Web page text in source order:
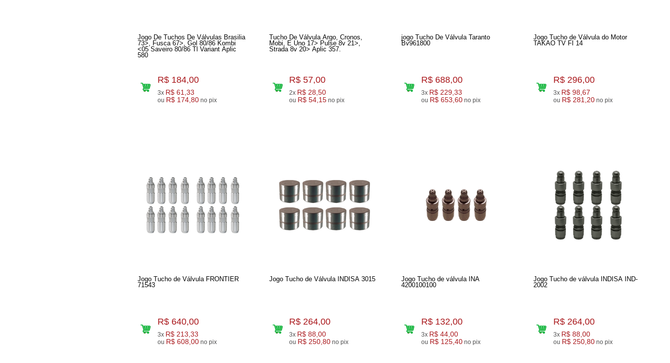
Jogo De Tuchos De Válvulas Brasilia
73>, Fusca 67>, Gol 80/86 Kombi
<05 Saveiro 80/86 Tl Variant Aplic
580
R$ 184,00
3x R$ 61,33
ou R$ 174,80 no pix
Tucho De Válvula Argo, Cronos,
Mobi, E Uno 17> Pulse 8v 21>,
Strada 8v 20> Aplic 357.
R$ 57,00
2x R$ 28,50
ou R$ 54,15 no pix
jogo Tucho De Válvula Taranto
Bv961800
R$ 688,00
3x R$ 229,33
ou R$ 653,60 no pix
Jogo Tucho de Válvula do Motor
TAKAO TV FI 14
R$ 296,00
3x R$ 98,67
ou R$ 281,20 no pix
Jogo Tucho de Válvula FRONTIER
71543
R$ 640,00
3x R$ 213,33
ou R$ 608,00 no pix
Jogo Tucho de Válvula INDISA 3015
R$ 264,00
3x R$ 88,00
ou R$ 250,80 no pix
Jogo Tucho de válvula INA
4200100100
R$ 132,00
3x R$ 44,00
ou R$ 125,40 no pix
Jogo Tucho de válvula INDISA IND-
2002
R$ 264,00
3x R$ 88,00
ou R$ 250,80 no pix